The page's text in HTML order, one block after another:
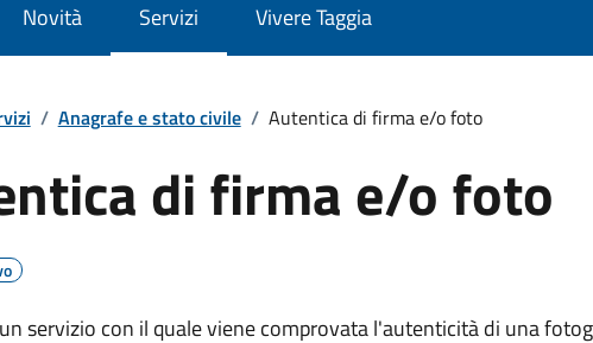
Novità Servizi Vivere Taggia
/ Anagrafe e stato civile / Autentica di firma e/o foto
di firma e/o foto
servizio con il quale viene comprovata l'autenticità di una